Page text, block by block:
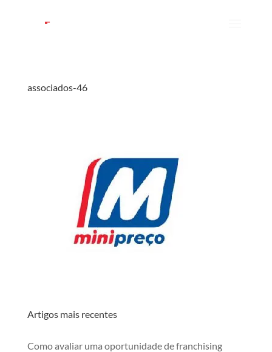
associados-46
Artigos mais recentes
Como avaliar uma oportunidade de franchising